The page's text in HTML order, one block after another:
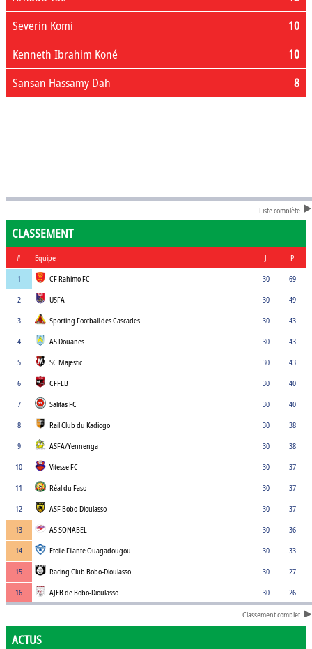
10
Severin Komi
10
Kenneth Ibrahim Koné
8
Sansan Hassamy Dah
Liste complète
CLASSEMENT
# Equipe J
P
1
CF Rahimo FC 30
69
2
USFA 30
49
3
Sporting Football des Cascades 30
43
4
AS Douanes 30
43
5
SC Majestic 30
43
6
CFFEB 30
40
7
Salitas FC 30
40
8
Rail Club du Kadiogo 30
38
9
ASFA/Yennenga 30
38
10
Vitesse FC 30
37
11
Réal du Faso 30
37
12
ASF Bobo-Dioulasso 30
37
13
AS SONABEL 30
36
14
Etoile Filante Ouagadougou 30
33
15
Racing Club Bobo-Dioulasso 30
27
16
AJEB de Bobo-Dioulasso 30 26
Classement complet
ACTUS